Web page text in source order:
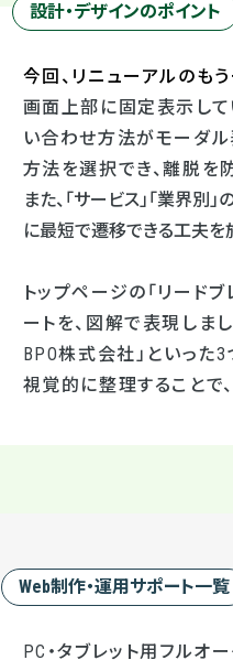
設計・デザインのポイント
今回、リニューアルのも
画面上部に固定表示して
い合わせ方法がモーダル
方法を選択でき、離脱を
また、「サービス」「業界
に最短で遷移できる工夫を
トップページの「リード
ートを、図解で表現しま
BPO株式会社」といった
視覚的に整理することで
Web制作・運用サポート一覧
PC・タブレット用フルオ